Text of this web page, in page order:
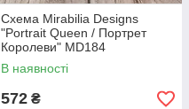
Схема Mirabilia Designs
"Portrait Queen / Портрет
Королеви" MD184
В наявності
572 ₴